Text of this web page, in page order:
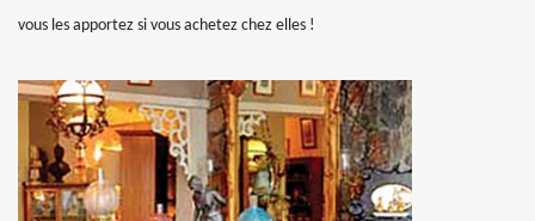
vous les apportez si vous achetez chez elles !